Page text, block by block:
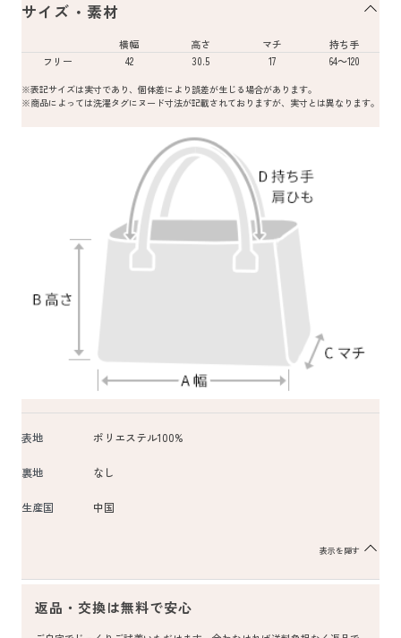
サイズ・素材
横幅 高さ マチ
持ち手
フリー
42 30.5 17 64～120
※表記サイズは実寸であり、個体差により誤差が生じる場合があります。
※商品によっては洗濯タグにヌード寸法が記載されておりますが、実寸とは異なります。
表地 ポリエステル100%
裏地 なし
生産国 中国
表示を隠す
返品・交換は無料で安心